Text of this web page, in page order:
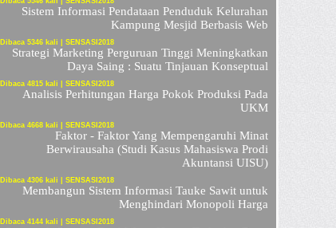
Sistem Informasi Pendataan Penduduk Kelurahan
Kampung Mesjid Berbasis Web
Dibaca 5346 kali | SENSASI2018
Strategi Marketing Perguruan Tinggi Meningkatkan
Daya Saing : Suatu Tinjauan Konseptual
Dibaca 4815 kali | SENSASI2018
Analisis Perhitungan Harga Pokok Produksi Pada
UKM
Dibaca 4668 kali | SENSASI2018
Faktor - Faktor Yang Mempengaruhi Minat
Berwirausaha (Studi Kasus Mahasiswa Prodi
Akuntansi UISU)
Dibaca 4306 kali | SENSASI2018
Membangun Sistem Informasi Tauke Sawit untuk
Menghindari Monopoli Harga
Dibaca 4144 kali | SENSASI2018